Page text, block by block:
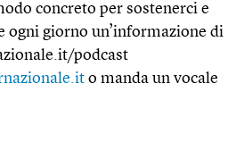
concreto per sostenerci e
ogni giorno un’informazione di
podcast
o manda un vocale